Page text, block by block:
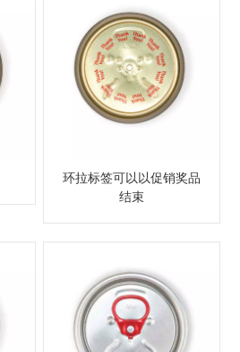
环拉标签可以以促销奖品
结束